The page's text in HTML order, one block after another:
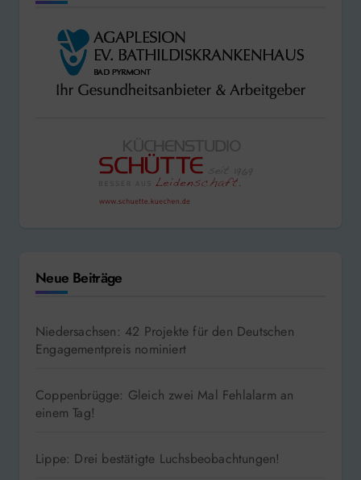
Neue Beiträge
Niedersachsen: 42 Projekte für den Deutschen
Engagementpreis nominiert
Coppenbrügge: Gleich zwei Mal Fehlalarm an
einem Tag!
Lippe: Drei bestätigte Luchsbeobachtungen!